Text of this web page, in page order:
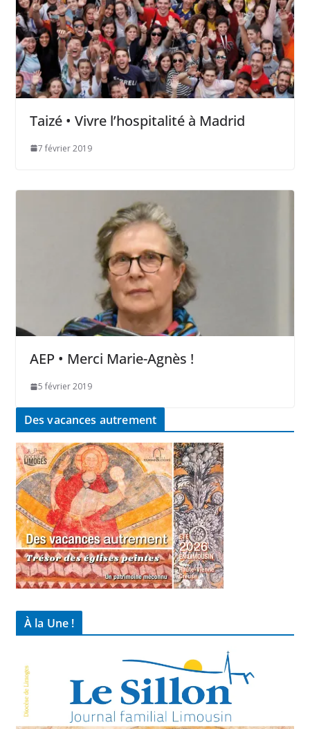
Taizé • Vivre l’hospitalité à Madrid
7 février 2019
AEP • Merci Marie-Agnès !
5 février 2019
Des vacances autrement
À la Une !